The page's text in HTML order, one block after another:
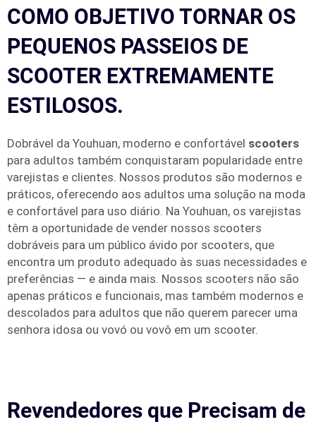
COMO OBJETIVO TORNAR OS
PEQUENOS PASSEIOS DE
SCOOTER EXTREMAMENTE
ESTILOSOS.
Dobrável da Youhuan, moderno e confortável scooters
para adultos também conquistaram popularidade entre
varejistas e clientes. Nossos produtos são modernos e
práticos, oferecendo aos adultos uma solução na moda
e confortável para uso diário. Na Youhuan, os varejistas
têm a oportunidade de vender nossos scooters
dobráveis para um público ávido por scooters, que
encontra um produto adequado às suas necessidades e
preferências — e ainda mais. Nossos scooters não são
apenas práticos e funcionais, mas também modernos e
descolados para adultos que não querem parecer uma
senhora idosa ou vovó ou vovô em um scooter.
Revendedores que Precisam de